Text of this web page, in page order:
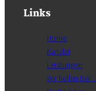
Links
Home
Kanzlei
Leistungen
Wir helfen bei